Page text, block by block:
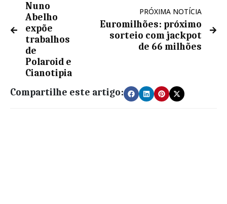
Nuno
Abelho
expõe
trabalhos
de
Polaroid e
Cianotipia
PRÓXIMA NOTÍCIA
Euromilhões: próximo
sorteio com jackpot
de 66 milhões
Compartilhe este artigo: